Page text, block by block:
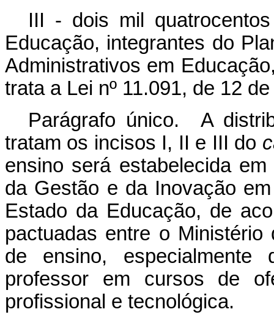
III - dois mil
Educação, integrantes do
Administrativos em
trata a Lei nº 11.091, de 12
Parágrafo único. A
tratam os incisos I, II e III do
ensino será estabelecida
da Gestão e da Inovação
Estado da Educação, de
pactuadas entre o
de ensino,
professor em cursos de
profissional e tecnológica.